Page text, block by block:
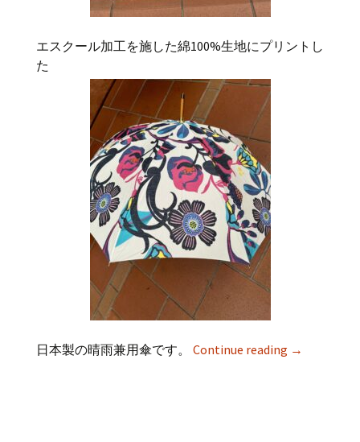
エスクール加工を施した綿100%生地にプリントし
た
日本製の晴雨兼用傘です。 Continue reading →